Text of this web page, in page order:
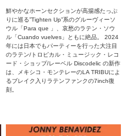
鮮やかなホーンセクションが高揚感たっぷ
りに巡る”Tighten Up”系のグルーヴィーソ
ウル「Para que 」、哀愁のラテン・ソウ
ル「Cuando vuelves」ともに絶品。 2024
年には日本でもパーティーを行った大注目
のラテン/トロピカル・ミュージック・レコ
ード・ショップ/レーベル Discodelic の新作
は、メキシコ・モンテレーのLA TRIBUによ
るブレイク入りラテンファンクの7inch復
刻。